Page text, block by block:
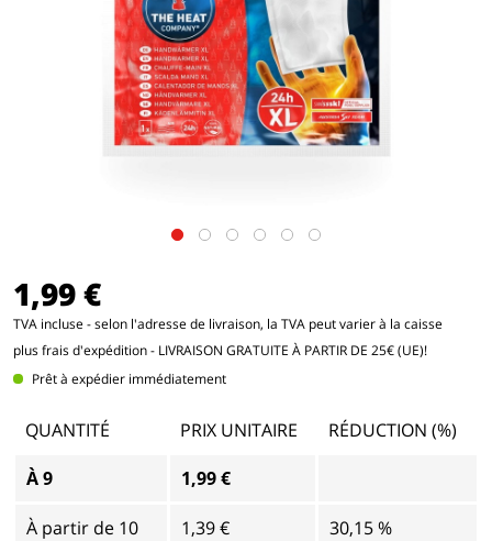
1,99 €
TVA incluse - selon l'adresse de livraison, la TVA peut varier à la caisse
plus frais d'expédition- LIVRAISON GRATUITE À PARTIR DE 25€ (UE)!
Prêt à expédier immédiatement
QUANTITÉ PRIX UNITAIRE
RÉDUCTION (%)
À9 1,99 €
À partir de 10 1,39 € 30,15 %